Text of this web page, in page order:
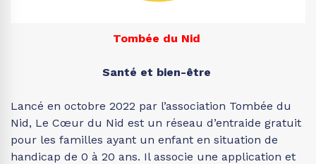
Tombée du Nid
Santé et bien-être
Lancé en octobre 2022 par l’association Tombée du
Nid, Le Cœur du Nid est un réseau d’entraide gratuit
pour les familles ayant un enfant en situation de
handicap de 0 à 20 ans. Il associe une application et